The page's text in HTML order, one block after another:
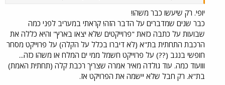
יופי. רק שיעשו כבר משהו!
כבר שנים שמדברים על הדבר הזה! קראתי במעריב לפני כמה
שבועות על כתבה כזאת "פרוייקטים שלא יצאו בארץ" והיא כללה את
הרכבת התחתית בת"א (לא דיברו בכלל על הקלה) על פרוייקט מסחר
חופשי בנגב (??) על פרוייקט חשמל ממי ים המלח או משהו כזה...
ווועוד כמה. עוד גולדה מאיר אמרה שצריך רכבת קלה (תחתית האמת)
בת"א. רק חבל שלא יישמה את הפרויקט אז.